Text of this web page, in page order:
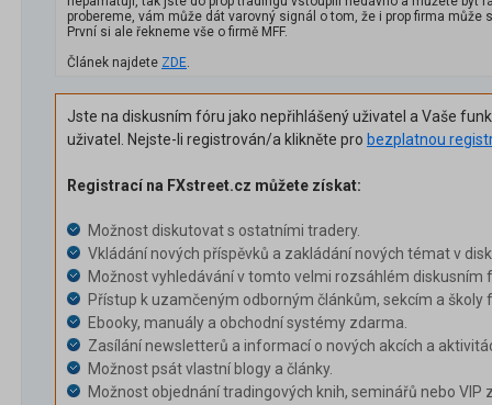
probereme, vám může dát varovný signál o tom, že i prop firma
První si ale řekneme vše o firmě MFF.
Článek najdete ZDE.
Jste na diskusním fóru jako nepřihlášený uživatel a Vaše
uživatel. Nejste-li registrován/a klikněte pro bezplatnou
Registrací na FXstreet.cz můžete získat:
Možnost diskutovat s ostatními tradery.
Vkládání nových příspěvků a zakládání nových témat v
Možnost vyhledávání v tomto velmi rozsáhlém diskusním
Přístup k uzamčeným odborným článkům, sekcím a školy
Ebooky, manuály a obchodní systémy zdarma.
Zasílání newsletterů a informací o nových akcích a
Možnost psát vlastní blogy a články.
Možnost objednání tradingových knih, seminářů nebo VIP